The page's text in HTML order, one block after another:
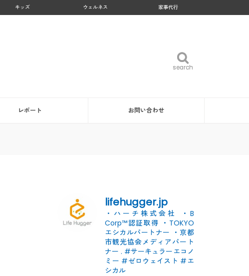
キッズ ウェルネス 家事代行
search
search
レポート お問い合わせ
lifehugger.jp
・ハーチ株式会社
・B
Corp™認証取得 ・TOKYO
エシカルパートナー ・京都
市観光協会メディアパート
ナー . #サーキュラーエコノ
ミー #ゼロウェイスト #エ
シカル